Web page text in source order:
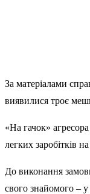
За матеріалами
виявилися троє
«На гачок»
легких заробітків
До виконання
свого знайомого – у